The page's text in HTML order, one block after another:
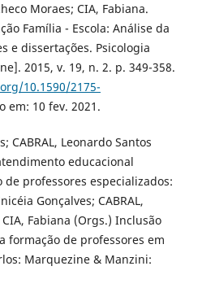
Moraes; CIA, Fabiana.
Família - Escola: Análise da
e dissertações. Psicologia
2015, v. 19, n. 2. p. 349-358.
10.1590/2175-
em: 10 fev. 2021.
CABRAL, Leonardo Santos
educacional
professores especializados:
Gonçalves; CABRAL,
Fabiana (Orgs.) Inclusão
formação de professores em
Marquezine & Manzini: